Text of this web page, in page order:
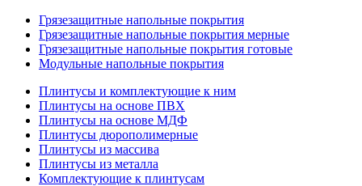
Грязезащитные напольные покрытия
Грязезащитные напольные покрытия мерные
Грязезащитные напольные покрытия готовые
Модульные напольные покрытия
Плинтусы и комплектующие к ним
Плинтусы на основе ПВХ
Плинтусы на основе МДФ
Плинтусы дюрополимерные
Плинтусы из массива
Плинтусы из металла
Комплектующие к плинтусам